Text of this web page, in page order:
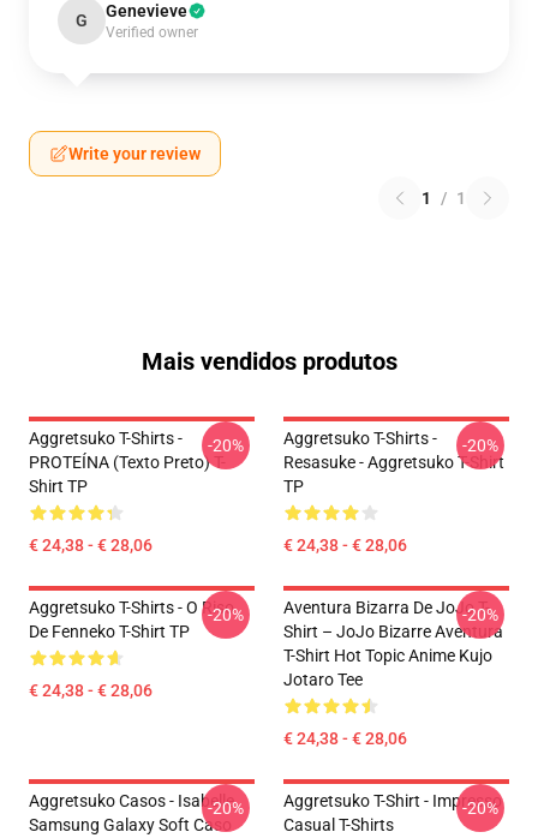
G Genevieve
Verified owner
Write your review
1 / 1
Mais vendidos produtos
Aggretsuko T-Shirts -
PROTEÍNA (texto Preto) T-
Shirt TP
€ 24,38 - € 28,06
-20%
Aggretsuko T-Shirts -
Resasuke - Aggretsuko T-Shirt
TP
€ 24,38 - € 28,06
-20%
Aggretsuko T-Shirts - O Riso
De Fenneko T-Shirt TP
€ 24,38 - € 28,06
-20%
Aventura Bizarra De JoJo T-
Shirt – JoJo Bizarre Aventura
T-Shirt Hot Topic Anime Kujo
Jotaro Tee
€ 24,38 - € 28,06
-20%
Aggretsuko Casos - Isabelle
Samsung Galaxy Soft Caso
-20%
Aggretsuko T-Shirt - Impresso
Casual T-Shirts
-20%